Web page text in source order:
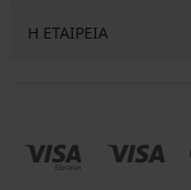
Η ΕΤΑΙΡΕΙΑ